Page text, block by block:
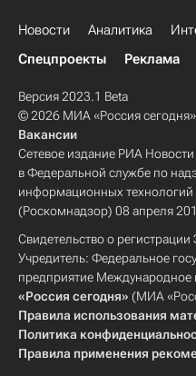
Новости Аналитика
Спецпроекты
Реклама
Версия 2023.1 Beta
© 2026 МИА «Россия сегодня»
Вакансии
Сетевое издание РИА
в Федеральной службе по
информационных
(Роскомнадзор) 08 апреля
Свидетельство о
Учредитель: Федеральное
предприятие Международное
«Россия сегодня» (МИА
Правила использования
Политика
Правила применения